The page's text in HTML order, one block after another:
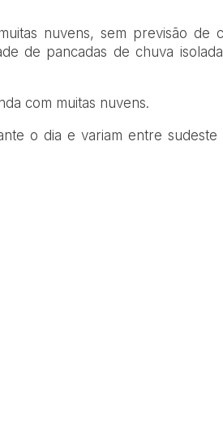
nuvens, sem previsão de
de pancadas de chuva
com muitas nuvens.
o dia e variam entre sudeste